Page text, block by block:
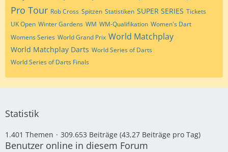
Pro Tour Rob Cross Spitzen Statistiken SUPER SERIES Tickets
UK Open Winter Gardens WM WM-Qualifikation Women's Dart
Womens Series World Grand Prix World Matchplay
World Matchplay Darts World Series of Darts
World Series of Darts Finals
Statistik
1.401 Themen 309.653 Beiträge (43,27 Beiträge pro Tag)
Benutzer online in diesem Forum